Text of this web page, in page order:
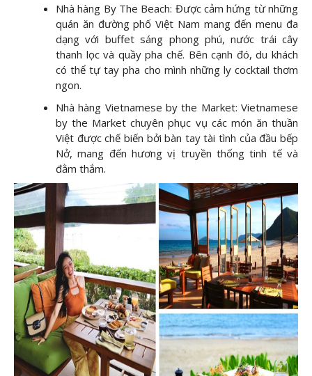
Nhà hàng By The Beach: Được cảm hứng từ những
quán ăn đường phố Việt Nam mang đến menu đa
dạng với buffet sáng phong phú, nước trái cây
thanh lọc và quầy pha chế. Bên cạnh đó, du khách
có thể tự tay pha cho mình những ly cocktail thơm
ngon.
Nhà hàng Vietnamese by the Market: Vietnamese
by the Market chuyên phục vụ các món ăn thuần
Việt được chế biến bởi bàn tay tài tình của đầu bếp
Nở, mang đến hương vị truyền thống tinh tế và
đằm thắm.